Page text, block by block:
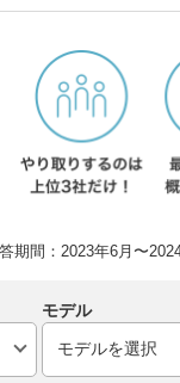
間：2023年6月〜2024
モデル